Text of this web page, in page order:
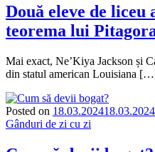
Două eleve de liceu
teorema lui
Mai exact, Ne’Kiya Jackson și
din statul american Louisiana
Posted on 18.03.202418.03.2024
Gânduri de zi cu zi